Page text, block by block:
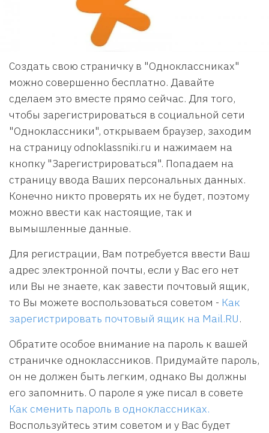
Создать свою страничку в "Одноклассниках"
можно совершенно бесплатно. Давайте
сделаем это вместе прямо сейчас. Для того,
чтобы зарегистрироваться в социальной сети
"Одноклассники", открываем браузер, заходим
на страницу odnoklassniki.ru и нажимаем на
кнопку "Зарегистрироваться". Попадаем на
страницу ввода Ваших персональных данных.
Конечно никто проверять их не будет, поэтому
можно ввести как настоящие, так и
вымышленные данные.
Для регистрации, Вам потребуется ввести Ваш
адрес электронной почты, если у Вас его нет
или Вы не знаете, как завести почтовый ящик,
то Вы можете воспользоваться советом - Как
зарегистрировать почтовый ящик на Mail.RU.
Обратите особое внимание на пароль к вашей
страничке одноклассников. Придумайте пароль,
он не должен быть легким, однако Вы должны
его запомнить. О пароле я уже писал в совете
Как сменить пароль в одноклассниках.
Воспользуйтесь этим советом и у Вас будет